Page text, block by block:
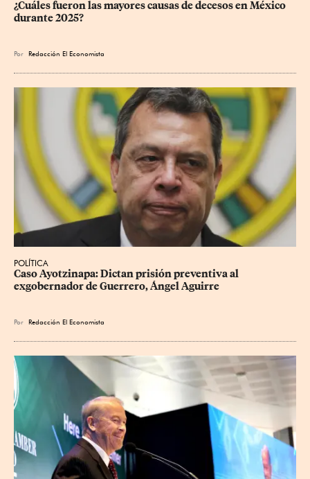
¿Cuáles fueron las mayores causas de decesos en México
durante 2025?
Por Redacción El Economista
POLÍTICA
Caso Ayotzinapa: Dictan prisión preventiva al
exgobernador de Guerrero, Ángel Aguirre
Por Redacción El Economista